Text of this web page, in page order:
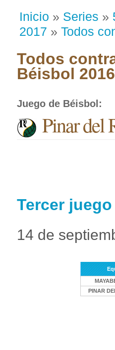
Inicio » Series »
2017 » Todos
Todos
Béisbol
Juego de Béisbol :
Pinar del
Tercer
14 de
PINAR